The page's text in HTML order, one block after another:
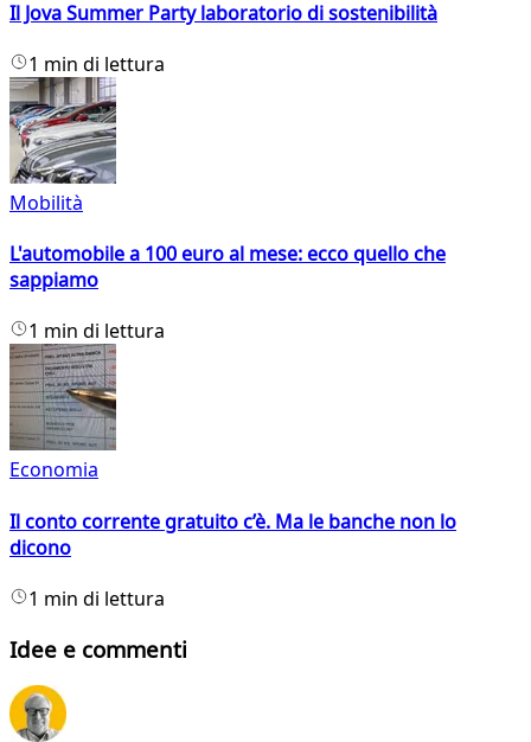
Il Jova Summer Party laboratorio di sostenibilità
1 min di lettura
Mobilità
L'automobile a 100 euro al mese: ecco quello che
sappiamo
1 min di lettura
Economia
Il conto corrente gratuito c’è. Ma le banche non lo
dicono
1 min di lettura
Idee e commenti